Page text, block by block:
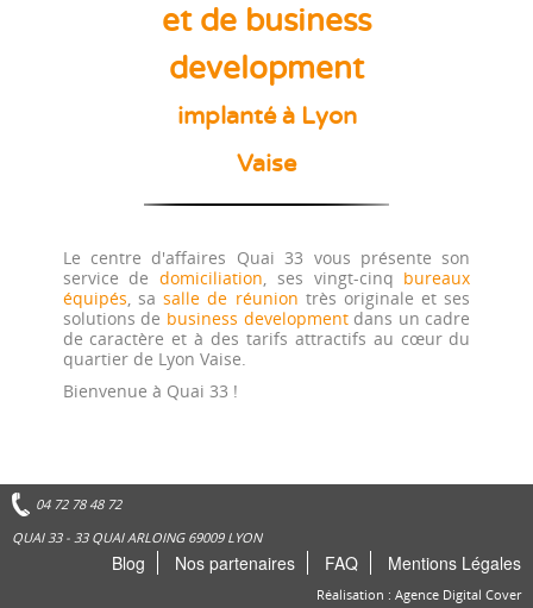
et de business
development
implanté à Lyon
Vaise
Le centre d'affaires Quai 33 vous présente son
service dedomiciliation, ses vingt-cinq bureaux
équipés, sasalle de réunion très originale et ses
solutions de business developmentdans un cadre
de caractère et à des tarifs attractifs au cœur du
quartier de Lyon Vaise.
Bienvenue à Quai 33 !
04 72 78 48 72
QUAI 33 - 33 QUAI ARLOING 69009 LYON
Blog Nos partenaires FAQ Mentions Légales
Réalisation : Agence Digital Cover